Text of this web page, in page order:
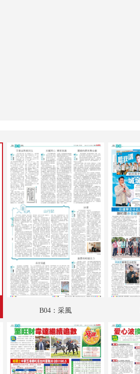
B04：采風